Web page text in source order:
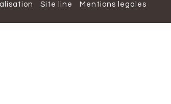
Site line Mentions legales